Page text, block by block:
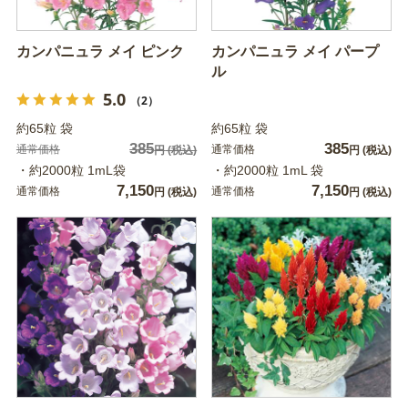
カンパニュラ メイ ピンク
5.0 （2）
約65粒 袋
通常価格 385円(税込)
・約2000粒 1mL袋
通常価格 7,150円 (税込)
カンパニュラ メイ パープ
ル
約65粒 袋
通常価格 385円 (税込)
・約2000粒 1mL 袋
通常価格 7,150円 (税込)